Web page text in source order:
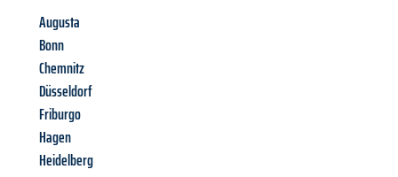
Augusta
Bonn
Chemnitz
Düsseldorf
Friburgo
Hagen
Heidelberg